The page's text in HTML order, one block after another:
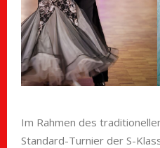
Im Rahmen des
Standard-Turnier der S-